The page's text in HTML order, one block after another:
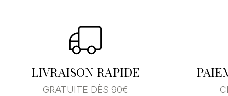
LIVRAISON RAPIDE
GRATUITE DÈS 90€